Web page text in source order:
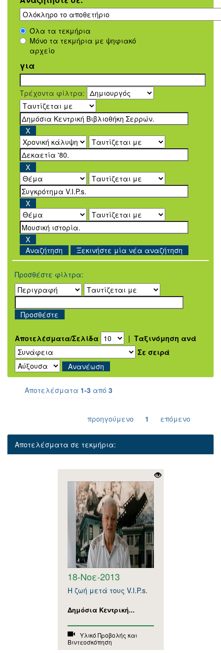
Όλα τα τεκμήρια
Μόνο τα τεκμήρια με ψηφιακό
αρχείο
για
Τρέχοντα φίλτρα:
Ξεκινήστε μία νέα αναζήτηση
Προσθέστε φίλτρα:
Αποτελέσματα/Σελίδα | Ταξινόμηση ανά
Σε σειρά
Αποτελέσματα 1-3 από 3
προηγούμενο 1 επόμενο
Αποτελέσματα σε τεκμήρια:
18-Νοε-2013
Η ζωή μετά τoυς V.I.P.s.
Δημόσια Κεντρική...
Υλικό Προβολής και
Βιντεοσκόπηση